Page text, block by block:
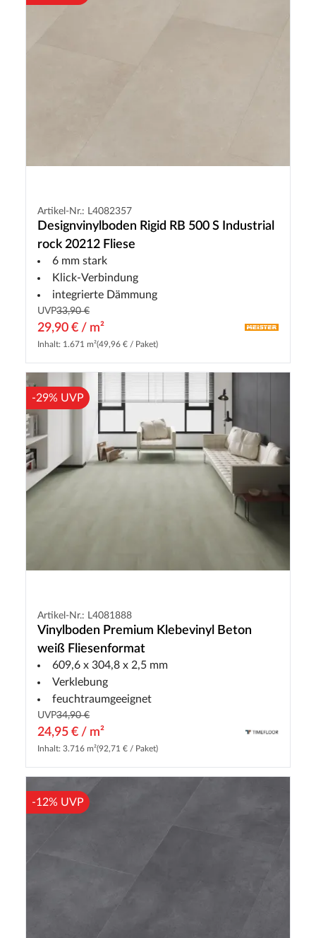
Artikel-Nr.: L4082357
Designvinylboden Rigid RB 500 S Industrial
rock 20212 Fliese
6 mm stark
Klick-Verbindung
integrierte Dämmung
UVP33,90 €
29,90 € / m²
Inhalt: 1.671 m²(49,96 € / Paket)
-29% UVP
Artikel-Nr.: L4081888
Vinylboden Premium Klebevinyl Beton
weiß Fliesenformat
609,6 x 304,8 x 2,5 mm
Verklebung
feuchtraumgeeignet
UVP34,90 €
24,95 € / m²
Inhalt: 3.716 m²(92,71 € / Paket)
-12% UVP